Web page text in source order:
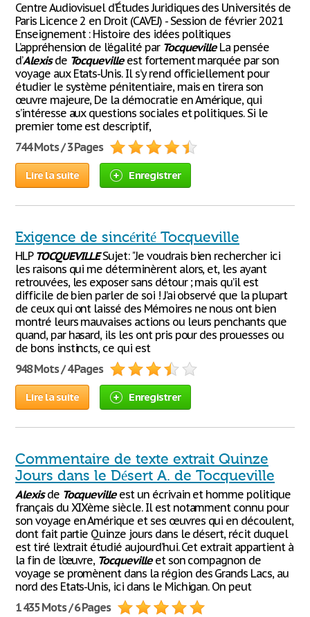
Centre Audiovisuel d’Études Juridiques des Universités de
Paris Licence 2 en Droit (CAVEJ) - Session de février 2021
Enseignement : Histoire des idées politiques
L’appréhension de l’égalité par TocquevilleLa pensée
d’Alexisde Tocquevilleest fortement marquée par son
voyage aux Etats-Unis. Il s’y rend officiellement pour
étudier le système pénitentiaire, mais en tirera son
œuvre majeure, De la démocratie en Amérique, qui
s’intéresse aux questions sociales et politiques. Si le
premier tome est descriptif,
744 Mots / 3 Pages
Lire la suite Enregistrer
Exigence de sincérité Tocqueville
HLP TOCQUEVILLESujet: "Je voudrais bien rechercher ici
les raisons qui me déterminèrent alors, et, les ayant
retrouvées, les exposer sans détour ; mais qu’il est
difficile de bien parler de soi ! J’ai observé que la plupart
de ceux qui ont laissé des Mémoires ne nous ont bien
montré leurs mauvaises actions ou leurs penchants que
quand, par hasard, ils les ont pris pour des prouesses ou
de bons instincts, ce qui est
948 Mots / 4 Pages
Lire la suite Enregistrer
Commentaire de texte extrait Quinze
Jours dans le Désert A. de Tocqueville
Alexisde Tocquevilleest un écrivain et homme politique
français du XIXème siècle. Il est notamment connu pour
son voyage en Amérique et ses œuvres qui en découlent,
dont fait partie Quinze jours dans le désert, récit duquel
est tiré l’extrait étudié aujourd’hui. Cet extrait appartient à
la fin de l’œuvre, Tocquevilleet son compagnon de
voyage se promènent dans la région des Grands Lacs, au
nord des Etats-Unis, ici dans le Michigan. On peut
1 435 Mots / 6 Pages